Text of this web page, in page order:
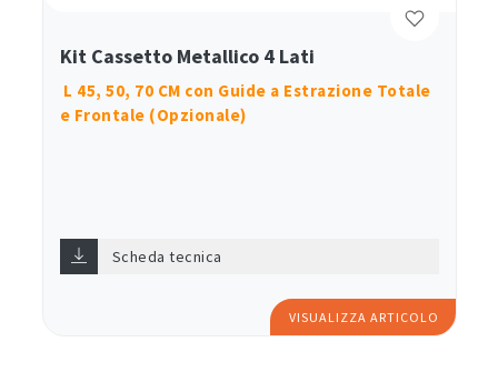
Kit Cassetto Metallico 4 Lati
L 45, 50, 70 CM con Guide a Estrazione Totale
e Frontale (Opzionale)
Scheda tecnica
VISUALIZZA ARTICOLO